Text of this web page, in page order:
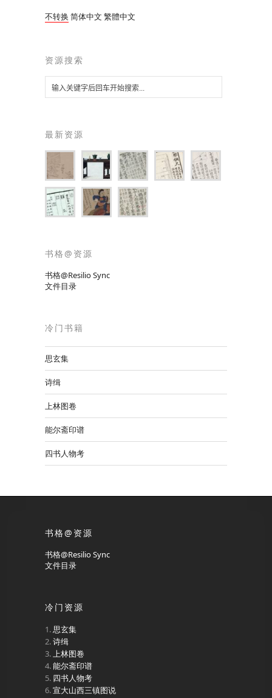
不转换 简体中文 繁體中文
资源搜索
最新资源
书格@资源
书格@Resilio Sync
文件目录
冷门书籍
思玄集
诗缉
上林图卷
能尔斋印谱
四书人物考
书格@资源
书格@Resilio Sync
文件目录
冷门资源
思玄集
诗缉
上林图卷
能尔斋印谱
四书人物考
宣大山西三镇图说